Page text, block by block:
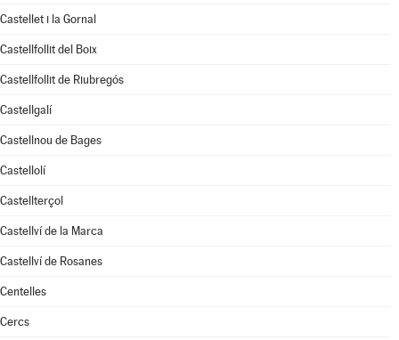
Castellet i la Gornal
Castellfollit del Boix
Castellfollit de Riubregós
Castellgalí
Castellnou de Bages
Castellolí
Castellterçol
Castellví de la Marca
Castellví de Rosanes
Centelles
Cercs